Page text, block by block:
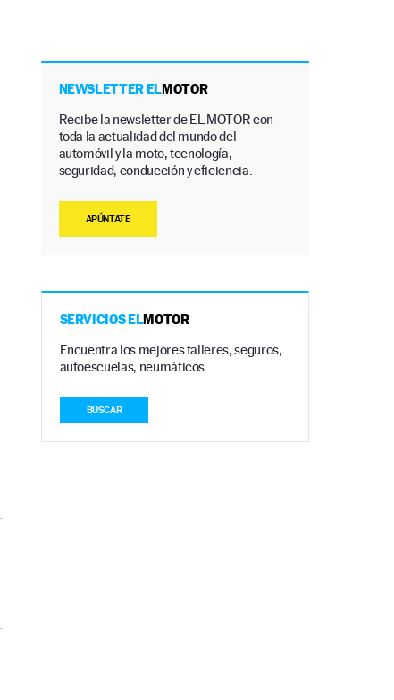
NEWSLETTER ELMOTOR
Recibe la newsletter de EL MOTOR con
toda la actualidad del mundo del
automóvil y la moto, tecnología,
seguridad, conducción y eficiencia.
APÚNTATE
SERVICIOS ELMOTOR
Encuentra los mejores talleres, seguros,
autoescuelas, neumáticos…
BUSCAR